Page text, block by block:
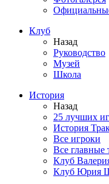
Клуб
Назад
Руководство
Музей
Школа
История
Назад
25 лучших
История
Все игроки
Все главные
Клуб
Клуб Юрия